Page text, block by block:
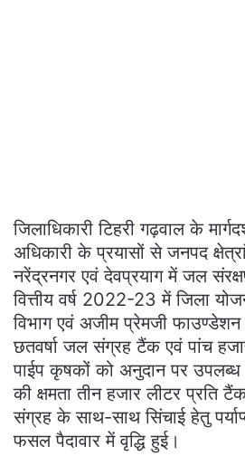
जिलाधिकारी टिहरी गढ़वाल के
अधिकारी के प्रयासों से जनपद
नरेंद्रनगर एवं देवप्रयाग में जल
वित्तीय वर्ष 2022-23 में जिला
विभाग एवं अजीम प्रेमजी
छतवर्षा जल संग्रह टैंक एवं पांच
पाईप कृषकों को अनुदान पर
की क्षमता तीन हजार लीटर प्रति
संग्रह के साथ-साथ सिंचाई हेतु
फसल पैदावार में वृद्धि हुई।